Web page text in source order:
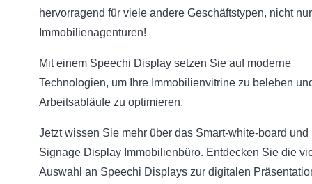
hervorragend für viele andere Geschäftstypen, nicht
Immobilienagenturen!
Mit einem Speechi Display setzen Sie auf moderne
Technologien, um Ihre Immobilienvitrine zu beleben
Arbeitsabläufe zu optimieren.
Jetzt wissen Sie mehr über das Smart-white-board und
Signage Display Immobilienbüro. Entdecken Sie die
Auswahl an Speechi Displays zur digitalen